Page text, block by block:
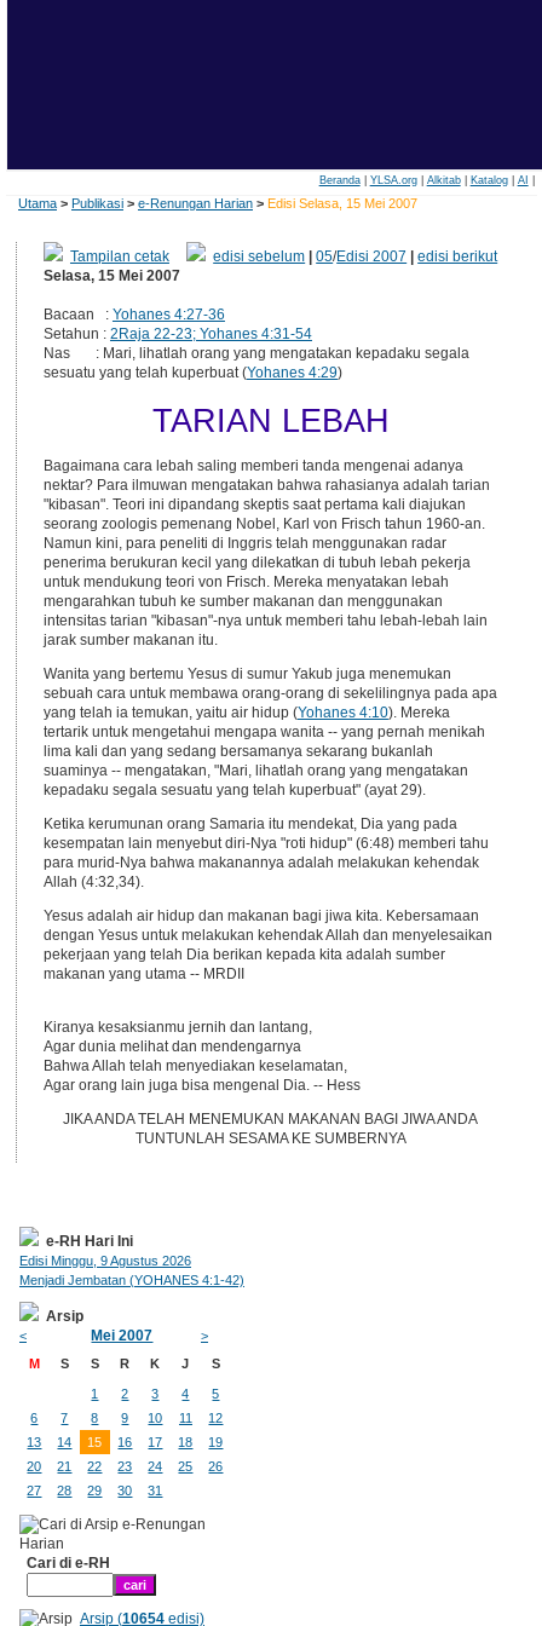
Beranda| YLSA.org| Alkitab| Katalog| AI
Utama > Publikasi > e-Renungan Harian > Edisi Selasa, 15 Mei 2007
Tampilan cetak edisi sebelum |05/Edisi 2007 |edisi berikut
Selasa, 15 Mei 2007
Bacaan : Yohanes 4:27-36
Setahun : 2Raja 22-23; Yohanes 4:31-54
Nas : Mari, lihatlah orang yang mengatakan kepadaku segala
sesuatu yang telah kuperbuat (Yohanes 4:29)
TARIAN LEBAH
Bagaimana cara lebah saling memberi tanda mengenai adanya
nektar? Para ilmuwan mengatakan bahwa rahasianya adalah tarian
"kibasan". Teori ini dipandang skeptis saat pertama kali diajukan
seorang zoologis pemenang Nobel, Karl von Frisch tahun 1960-an.
Namun kini, para peneliti di Inggris telah menggunakan radar
penerima berukuran kecil yang dilekatkan di tubuh lebah pekerja
untuk mendukung teori von Frisch. Mereka menyatakan lebah
mengarahkan tubuh ke sumber makanan dan menggunakan
intensitas tarian "kibasan"-nya untuk memberi tahu lebah-lebah lain
jarak sumber makanan itu.
Wanita yang bertemu Yesus di sumur Yakub juga menemukan
sebuah cara untuk membawa orang-orang di sekelilingnya pada apa
yang telah ia temukan, yaitu air hidup (Yohanes 4:10). Mereka
tertarik untuk mengetahui mengapa wanita -- yang pernah menikah
lima kali dan yang sedang bersamanya sekarang bukanlah
suaminya -- mengatakan, "Mari, lihatlah orang yang mengatakan
kepadaku segala sesuatu yang telah kuperbuat" (ayat 29).
Ketika kerumunan orang Samaria itu mendekat, Dia yang pada
kesempatan lain menyebut diri-Nya "roti hidup" (6:48) memberi tahu
para murid-Nya bahwa makanannya adalah melakukan kehendak
Allah (4:32,34).
Yesus adalah air hidup dan makanan bagi jiwa kita. Kebersamaan
dengan Yesus untuk melakukan kehendak Allah dan menyelesaikan
pekerjaan yang telah Dia berikan kepada kita adalah sumber
makanan yang utama -- MRDII
Kiranya kesaksianmu jernih dan lantang,
Agar dunia melihat dan mendengarnya
Bahwa Allah telah menyediakan keselamatan,
Agar orang lain juga bisa mengenal Dia. -- Hess
JIKA ANDA TELAH MENEMUKAN MAKANAN BAGI JIWA ANDA
TUNTUNLAH SESAMA KE SUMBERNYA
e-RH Hari Ini
Edisi Minggu, 9 Agustus 2026
Menjadi Jembatan (YOHANES 4:1-42)
Arsip
< Mei 2007
>
M
S S R K J S
1 2 3 4
5
6
7 8 9 10 11
12
13
14 15 16 17 18
19
20
21 22 23 24 25
26
27
28 29 30 31
Cari di e-RH
Arsip (10654edisi)